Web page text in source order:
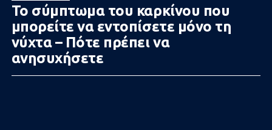
Το σύμπτωμα του καρκίνου που
μπορείτε να εντοπίσετε μόνο τη
νύχτα – Πότε πρέπει να
ανησυχήσετε